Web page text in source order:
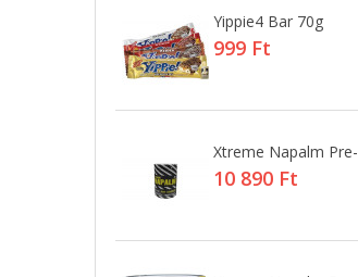
Yippie4 Bar 70g
999 Ft
Xtreme Napalm Pre-
10 890 Ft